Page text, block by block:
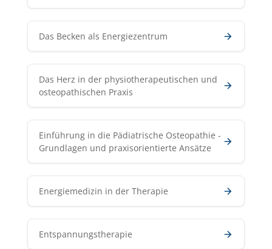
Das Becken als Energiezentrum
Das Herz in der physiotherapeutischen und
osteopathischen Praxis
Einführung in die Pädiatrische Osteopathie -
Grundlagen und praxisorientierte Ansätze
Energiemedizin in der Therapie
Entspannungstherapie